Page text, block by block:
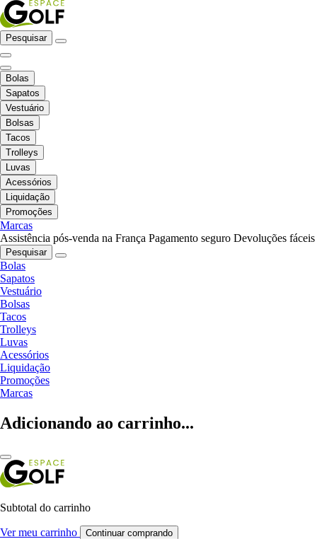
Pesquisar
Bolas
Sapatos
Vestuário
Bolsas
Tacos
Trolleys
Luvas
Acessórios
Liquidação
Promoções
Marcas
Assistência pós-venda na França Pagamento seguro Devoluções fáceis
Pesquisar
Bolas
Sapatos
Vestuário
Bolsas
Tacos
Trolleys
Luvas
Acessórios
Liquidação
Promoções
Marcas
Adicionando ao carrinho...
Subtotal do carrinho
Ver meu carrinho Continuar comprando